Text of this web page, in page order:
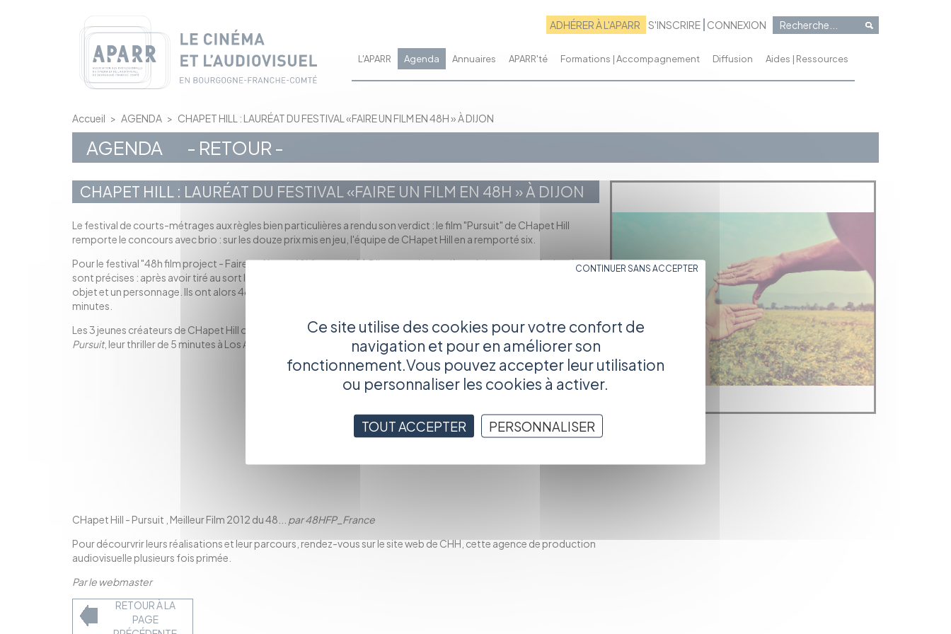
ADHÉRER À L'APARR S'INSCRIRE CONNEXION
L'APARR Agenda Annuaires APARR'té Formations | Accompagnement Diffusion Aides | Ressources
Accueil > AGENDA > CHAPET HILL : LAURÉAT DU FESTIVAL «FAIRE UN FILM EN 48H » À DIJON
AGENDA - RETOUR -
CHAPET HILL : LAURÉAT DU FESTIVAL «FAIRE UN FILM EN 48H » À DIJON
Le festival de courts-métrages aux règles bien particulières a rendu son verdict : le film "Pursuit" de CHapet Hill
remporte le concours avec brio : sur les douze prix mis en jeu, l'équipe de CHapet Hill en a remporté six.
Pour le festival "48h film project - Faire un film en 48h", organisé à Dijon pour la deuxième fois cette année, les règles
sont précises : après avoir tiré au sort le genre de leur film, les équipes se voient imposer une ligne de dialogue, un
objet et un personnage. Ils ont alors 48h précises pour réaliser un court-métrage d'une durée comprise entre 4 et 7
minutes.
Les 3 jeunes créateurs de CHapet Hill ont remporté le concours et sont donc sélectionnés pour aller défendre
Pursuit, leur thriller de 5 minutes à Los Angeles en mars 2013, lors de la grande finale internationale.
CHapet Hill - Pursuit , Meilleur Film 2012 du 48... par48HFP_France
Pour décourvrir leurs réalisations et leur parcours, rendez-vous sur lesite web de CHH, cette agence de production
audiovisuelle plusieurs fois primée.
Par le webmaster
RETOUR À LA
PAGE
Ce site utilise des cookies pour votre confort de
navigation et pour en améliorer son
fonctionnement.Vous pouvez accepter leur utilisation
ou personnaliser les cookies à activer.
TOUT ACCEPTER
CONTINUER SANS ACCEPTER
PERSONNALISER